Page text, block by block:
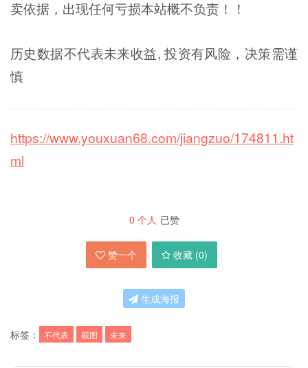
卖依据，出现任何亏损本站概不负责！！
历史数据不代表未来收益, 投资有风险，决策需谨
慎
https://www.youxuan68.com/jiangzuo/174811.ht
ml
0 个人 已赞
赞一个 收藏 (0)
生成海报
标签： 不代表 截图 未来